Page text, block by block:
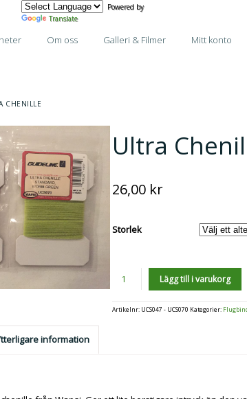
Powered by
Translate
Om oss Galleri & Filmer Mitt konto
CHENILLE
Ultra
26,00 kr
Storlek
Antal Lägg till i varukorg
Artikelnr: UCS047 - UCS070 Kategorier:
information